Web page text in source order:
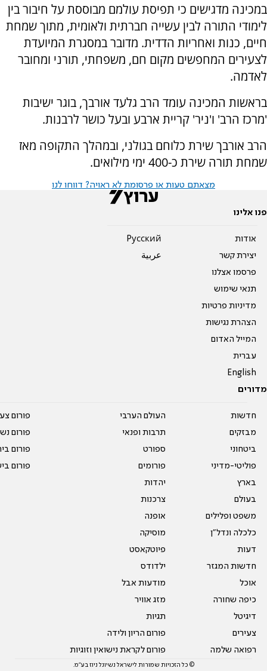
במכינה מדגישים כי תפיסת עולמם מבוססת על חיבור בין
לימודי התורה לבין עשייה חברתית ולאומית, מתוך שמחת
חיים, כנות ואחריות הדדית. מדובר במסגרת המיועדת
לצעירים המחפשים מקום חם, משפחתי, תורני ומחובר
לאדמה.
בראשות המכינה עומד הרב גלעד אורבך, בוגר ישיבות
'מרכז הרב' ו'ניר' קריית ארבע ובעל כושר לרבנות.
הרב אורבך שירת כלוחם בגולני, ובמהלך התקופה מאז
שמחת תורה שירת כ-400 ימי מילואים.
מצאתם טעות או פרסומת לא ראויה? דווחו לנו
פנו אלינו
אודות
יצירת קשר
פרסמו אצלנו
תנאי שימוש
מדיניות פרטיות
הצהרת נגישות
המייל האדום
עברית
English
Pусский
عربية
מדורים
חדשות
מבזקים
ביטחוני
פוליטי-מדיני
בארץ
בעולם
משפט ופלילים
כלכלה ונדל"ן
דעות
חדשות המגזר
אוכל
כיפה שחורה
דיגיטל
צעירים
רפואה שלמה
העולם הערבי
תרבות ופנאי
ספורט
פורומים
יהדות
צרכנות
אופנה
מוסיקה
פיוטקאסט
ילדודס
מודעות אבל
מזג אוויר
תגיות
פורום הריון ולידה
פורום לקראת נישואין וזוגיות
פורום
פורום
פורום
פורום
© כל הזכויות שמורות לישראל נשיונל ניוז בע"מ.